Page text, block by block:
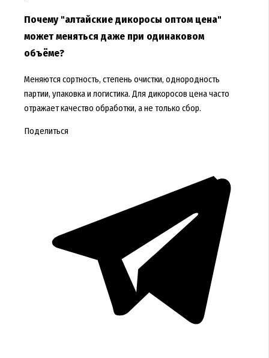
Почему "алтайские дикоросы оптом цена"
может меняться даже при одинаковом
объёме?
Меняются сортность, степень очистки, однородность
партии, упаковка и логистика. Для дикоросов цена часто
отражает качество обработки, а не только сбор.
Поделиться